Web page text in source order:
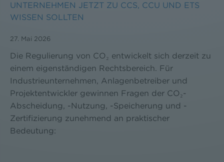
UNTERNEHMEN JETZT ZU CCS, CCU UND ETS
WISSEN SOLLTEN
27. Mai 2026
Die Regulierung von CO₂ entwickelt sich derzeit zu
einem eigenständigen Rechtsbereich. Für
Industrieunternehmen, Anlagenbetreiber und
Projektentwickler gewinnen Fragen der CO₂-
Abscheidung, -Nutzung, -Speicherung und -
Zertifizierung zunehmend an praktischer
Bedeutung: